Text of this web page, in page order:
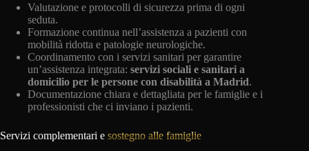
Valutazione e protocolli di sicurezza prima di ogni
seduta.
Formazione continua nell’assistenza a pazienti con
mobilità ridotta e patologie neurologiche.
Coordinamento con i servizi sanitari per garantire
un’assistenza integrata: servizi sociali e sanitari a
domicilio per le persone con disabilità a Madrid.
Documentazione chiara e dettagliata per le famiglie e i
professionisti che ci inviano i pazienti.
Servizi complementari e sostegno alle famiglie